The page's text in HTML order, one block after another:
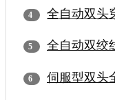
全自动双头
全自动双绞
伺服型双头